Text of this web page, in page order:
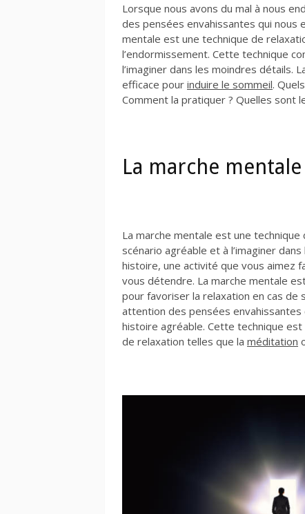
Lorsque nous avons du mal à nous
des pensées envahissantes qui nous
mentale est une technique de
l’endormissement. Cette technique
l’imaginer dans les moindres détails.
efficace pour induire le sommeil.
Comment la pratiquer ? Quelles sont
La marche mentale
La marche mentale est une
scénario agréable et à l’imaginer
histoire, une activité que vous aimez
vous détendre. La marche mentale
pour favoriser la relaxation en cas de
attention des pensées
histoire agréable. Cette technique
de relaxation telles que la méditation